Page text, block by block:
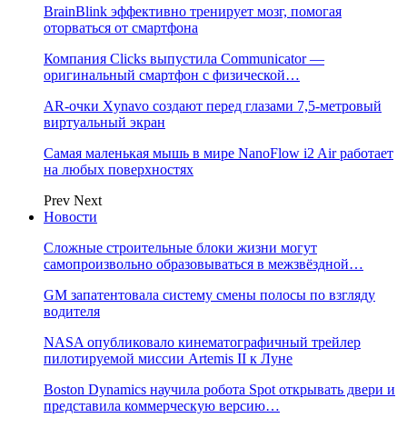
BrainBlink эффективно тренирует мозг, помогая
оторваться от смартфона
Компания Clicks выпустила Communicator —
оригинальный смартфон с физической…
AR-очки Xynavo создают перед глазами 7,5-метровый
виртуальный экран
Самая маленькая мышь в мире NanoFlow i2 Air работает
на любых поверхностях
Prev Next
Новости
Сложные строительные блоки жизни могут
самопроизвольно образовываться в межзвёздной…
GM запатентовала систему смены полосы по взгляду
водителя
NASA опубликовало кинематографичный трейлер
пилотируемой миссии Artemis II к Луне
Boston Dynamics научила робота Spot открывать двери и
представила коммерческую версию…